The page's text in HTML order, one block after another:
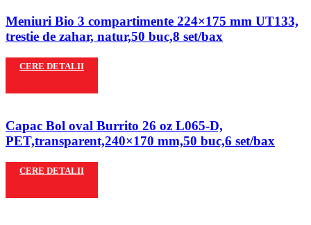
Meniuri Bio 3 compartimente 224×175 mm UT133,
trestie de zahar, natur,50 buc,8 set/bax
CERE DETALII
Capac Bol oval Burrito 26 oz L065-D,
PET,transparent,240×170 mm,50 buc,6 set/bax
CERE DETALII